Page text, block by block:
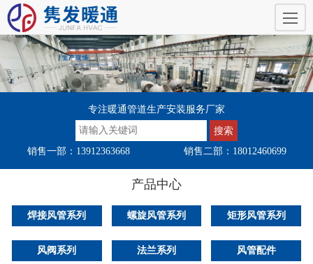
专注暖通管道生产安装服务厂家
销售一部：13912363668 销售二部：18012460699
产品中心
焊接风管系列 螺旋风管系列 矩形风管系列
风阀系列 法兰系列 风管配件